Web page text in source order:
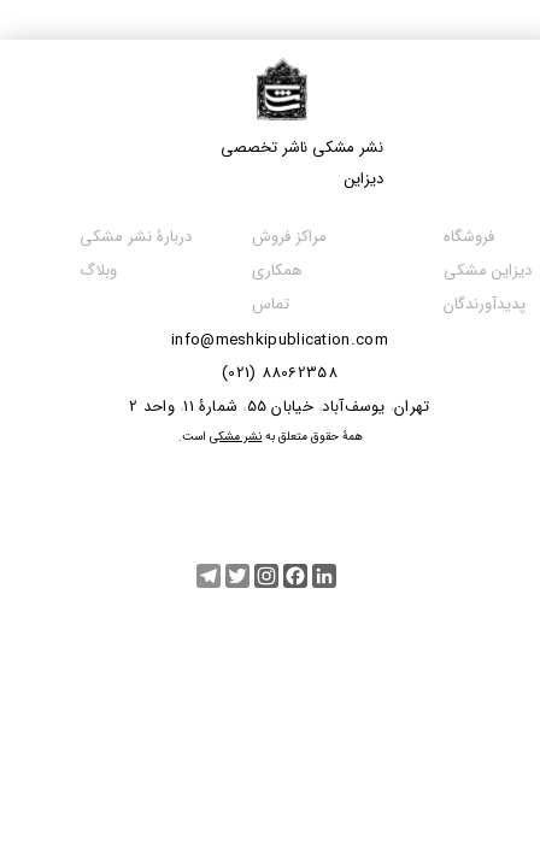
نشر مشکی​​​​​​​ ناشر تخصصی
دیزاین
info@meshkipublication.com
88062358 (021)
​​​​​​تهران، یوسف‌آباد، خیابان 55 ، شمارۀ 11 ،واحد 2
مراکز فروش
همکاری
تماس
فروشگاه
دیزاین مشکی
پدیدآورندگان
دربارۀ نشر مشکی
وبلاگ
​همۀ حقوق متعلق به نشر مشکیاست.
Telegram
TwitterInstagramFacebook